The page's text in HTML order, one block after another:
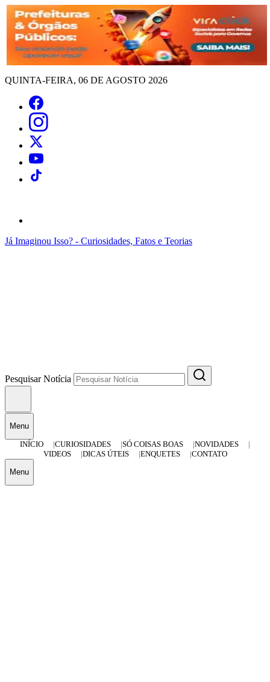
QUINTA-FEIRA, 06 DE AGOSTO 2026
Já Imaginou Isso? - Curiosidades, Fatos e Teorias
Pesquisar Notícia
Menu
INÍCIO
CURIOSIDADES SÓ COISAS BOAS
NOVIDADES
VIDEOS
DICAS ÚTEIS ENQUETES CONTATO
Menu